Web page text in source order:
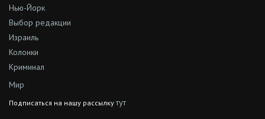
Нью-Йорк
Выбор редакции
Израиль
Колонки
Криминал
Мир
Подписаться на нашу рассылкутут